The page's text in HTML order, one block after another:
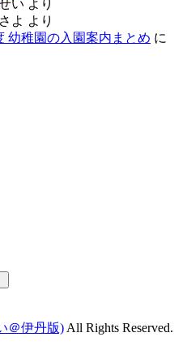
い より
よ より
幼稚園の入園案内まとめ に
＠伊丹版) All Rights Reserved.